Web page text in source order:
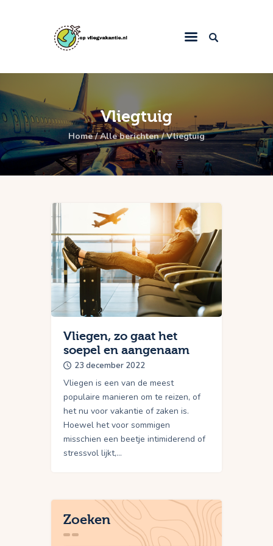
Vliegtuig
Home Alle berichten Vliegtuig
Home
Blog
Populaire reizen
Contact
Vliegen, zo gaat het
soepel en aangenaam
23 december 2022
Vliegen is een van de meest
populaire manieren om te reizen, of
het nu voor vakantie of zaken is.
Hoewel het voor sommigen
misschien een beetje intimiderend of
stressvol lijkt,…
Zoeken